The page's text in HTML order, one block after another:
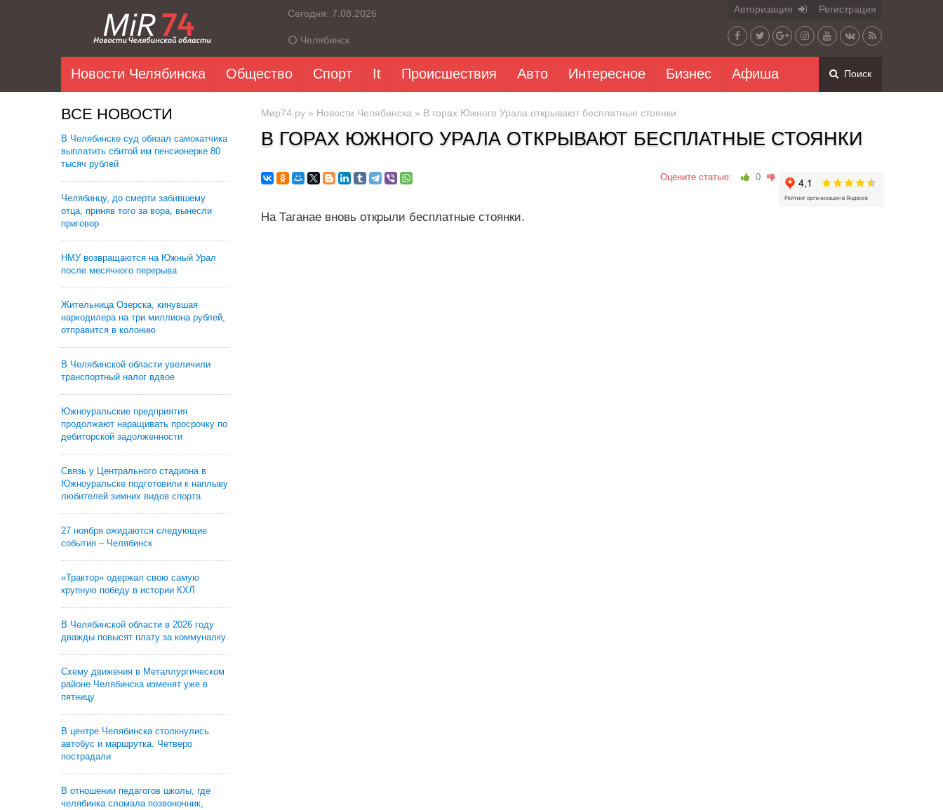
Сегодня: 7.08.2026
Челябинск
Авторизация Регистрация
Новости Челябинска Общество Спорт It Происшествия Авто Интересное Бизнес Афиша Поиск
ВСЕ НОВОСТИ
В Челябинске суд обязал самокатчика
выплатить сбитой им пенсионерке 80
тысяч рублей
Челябинцу, до смерти забившему
отца, приняв того за вора, вынесли
приговор
НМУ возвращаются на Южный Урал
после месячного перерыва
Жительница Озерска, кинувшая
наркодилера на три миллиона рублей,
отправится в колонию
В Челябинской области увеличили
транспортный налог вдвое
Южноуральские предприятия
продолжают наращивать просрочку по
дебиторской задолженности
Связь у Центрального стадиона в
Южноуральске подготовили к наплыву
любителей зимних видов спорта
27 ноября ожидаются следующие
события – Челябинск
«Трактор» одержал свою самую
крупную победу в истории КХЛ
В Челябинской области в 2026 году
дважды повысят плату за коммуналку
Схему движения в Металлургическом
районе Челябинска изменят уже в
пятницу
В центре Челябинска столкнулись
автобус и маршрутка. Четверо
пострадали
В отношении педагогов школы, где
челябинка сломала позвоночник,
Мир74.ру » Новости Челябинска » В горах Южного Урала открывают бесплатные стоянки
В ГОРАХ ЮЖНОГО УРАЛА ОТКРЫВАЮТ БЕСПЛАТНЫЕ СТОЯНКИ
Оцените статью: 0
На Таганае вновь открыли бесплатные стоянки.